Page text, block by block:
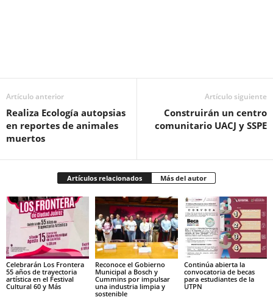
Artículo anterior
Realiza Ecología autopsias
en reportes de animales
muertos
Artículo siguiente
Construirán un centro
comunitario UACJ y SSPE
Artículos relacionados Más del autor
Celebrarán Los Frontera
55 años de trayectoria
artística en el Festival
Cultural 60 y Más
Reconoce el Gobierno
Municipal a Bosch y
Cummins por impulsar
una industria limpia y
sostenible
Continúa abierta la
convocatoria de becas
para estudiantes de la
UTPN